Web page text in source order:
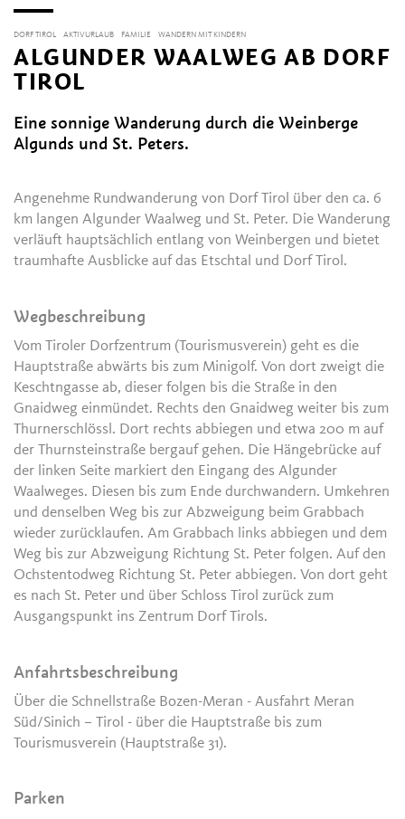
DORF TIROL AKTIVURLAUB FAMILIE WANDERN MIT KINDERN
ALGUNDER WAALWEG AB DORF
TIROL
Eine sonnige Wanderung durch die Weinberge
Algunds und St. Peters.
Angenehme Rundwanderung von Dorf Tirol über den ca. 6
km langen Algunder Waalweg und St. Peter. Die Wanderung
verläuft hauptsächlich entlang von Weinbergen und bietet
traumhafte Ausblicke auf das Etschtal und Dorf Tirol.
Wegbeschreibung
Vom Tiroler Dorfzentrum (Tourismusverein) geht es die
Hauptstraße abwärts bis zum Minigolf. Von dort zweigt die
Keschtngasse ab, dieser folgen bis die Straße in den
Gnaidweg einmündet. Rechts den Gnaidweg weiter bis zum
Thurnerschlössl. Dort rechts abbiegen und etwa 200 m auf
der Thurnsteinstraße bergauf gehen. Die Hängebrücke auf
der linken Seite markiert den Eingang des Algunder
Waalweges. Diesen bis zum Ende durchwandern. Umkehren
und denselben Weg bis zur Abzweigung beim Grabbach
wieder zurücklaufen. Am Grabbach links abbiegen und dem
Weg bis zur Abzweigung Richtung St. Peter folgen. Auf den
Ochstentodweg Richtung St. Peter abbiegen. Von dort geht
es nach St. Peter und über Schloss Tirol zurück zum
Ausgangspunkt ins Zentrum Dorf Tirols.
Anfahrtsbeschreibung
Über die Schnellstraße Bozen-Meran - Ausfahrt Meran
Süd/Sinich – Tirol - über die Hauptstraße bis zum
Tourismusverein (Hauptstraße 31).
Parken